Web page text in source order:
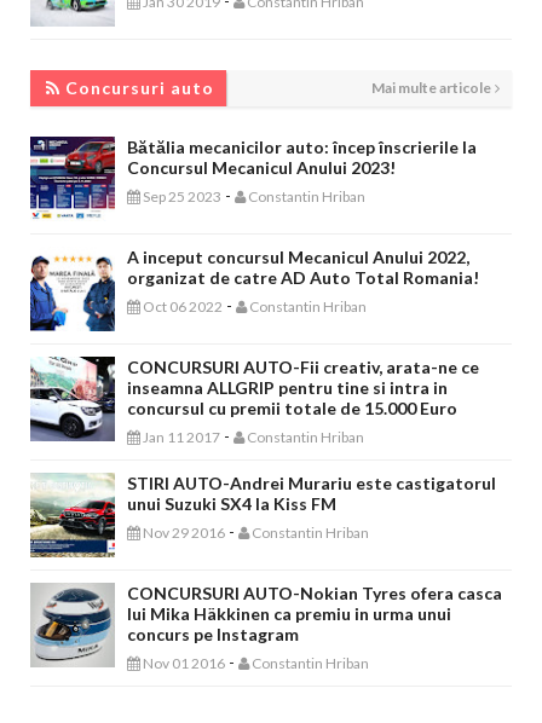
Concursuri auto Mai multe articole
Bătălia mecanicilor auto: încep înscrierile la
Concursul Mecanicul Anului 2023!
Sep 25 2023 - Constantin Hriban
A inceput concursul Mecanicul Anului 2022,
organizat de catre AD Auto Total Romania!
Oct 06 2022 - Constantin Hriban
CONCURSURI AUTO-Fii creativ, arata-ne ce
inseamna ALLGRIP pentru tine si intra in
concursul cu premii totale de 15.000 Euro
Jan 11 2017 - Constantin Hriban
STIRI AUTO-Andrei Murariu este castigatorul
unui Suzuki SX4 la Kiss FM
Nov 29 2016 - Constantin Hriban
CONCURSURI AUTO-Nokian Tyres ofera casca
lui Mika Häkkinen ca premiu in urma unui
concurs pe Instagram
Nov 01 2016 - Constantin Hriban